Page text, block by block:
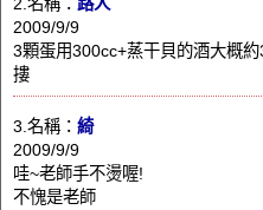
2.名稱： 路人
2009/9/9
3顆蛋用300cc+蒸干貝的酒大概
摟
3.名稱： 綺
2009/9/9
哇~老師手不燙喔!
不愧是老師